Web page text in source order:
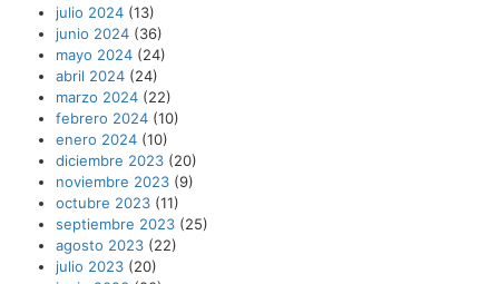
julio 2024 (13)
junio 2024 (36)
mayo 2024 (24)
abril 2024 (24)
marzo 2024 (22)
febrero 2024 (10)
enero 2024 (10)
diciembre 2023 (20)
noviembre 2023 (9)
octubre 2023 (11)
septiembre 2023 (25)
agosto 2023 (22)
julio 2023 (20)